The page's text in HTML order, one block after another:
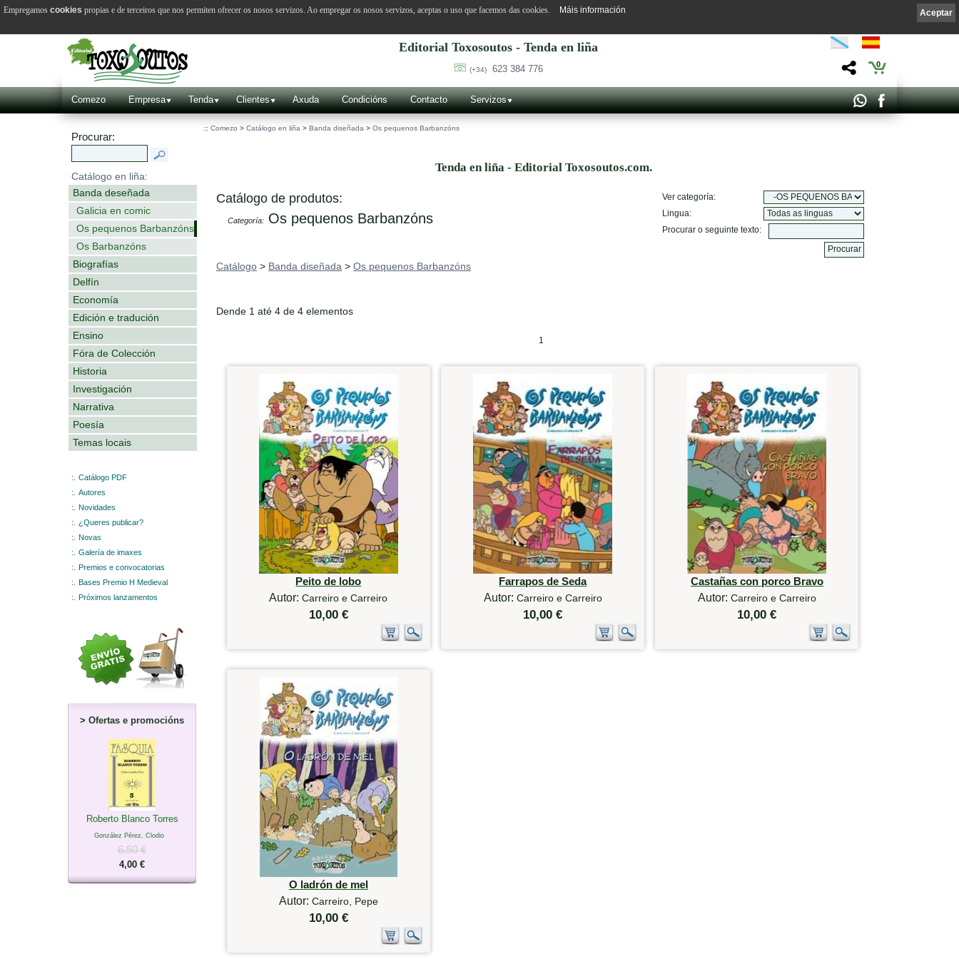
Editorial Toxosoutos - Tenda en liña
(+34) 623 384 776 0
Comezo Empresa Tenda Clientes Axuda Condicións Contacto Servizos
Procurar:
Catálogo en liña:
Banda deseñada
Galicia en comic
Os pequenos Barbanzóns
Os Barbanzóns
Biografías
Delfín
Economía
Edición e tradución
Ensino
Fóra de Colección
Historia
Investigación
Narrativa
Poesía
Temas locais
:.
Catálogo PDF
:.
Autores
:.
Novidades
:.
¿Queres publicar?
:.
Novas
:.
Galería de imaxes
:.
Premios e convocatorias
:.
Bases Premio H Medieval
:.
Próximos lanzamentos
> Ofertas e promocións
Roberto Blanco Torres
González Pérez, Clodio
6,50 €
4,00 €
:: Comezo > Catálogo en liña > Banda diseñada > Os pequenos Barbanzóns
Tenda en liña - Editorial Toxosoutos.com.
Catálogo de produtos:
Categoría: Os pequenos Barbanzóns
Ver categoría:
Lingua:
Procurar o seguinte texto:
Catálogo > Banda diseñada > Os pequenos Barbanzóns
Dende 1 até 4 de 4 elementos
1
Peito de lobo
Autor:Carreiro e Carreiro
10,00 €
Farrapos de Seda
Autor: Carreiro e Carreiro
10,00 €
Castañas con porco Bravo
Autor: Carreiro e Carreiro
10,00 €
O ladrón de mel
Autor: Carreiro, Pepe
10,00 €
Aceptar
Empregamos cookies propias e de terceiros que nos permiten ofrecer os nosos servizos. Ao empregar os nosos servizos, aceptas o uso que facemos das cookies. Máis información